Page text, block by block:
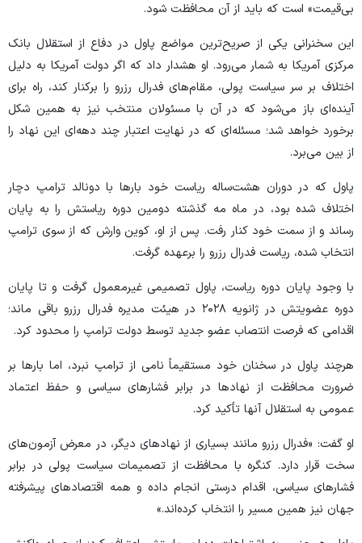
بی‌قیمت» است که باید از آن محافظت شود.
این سخنرانی یکی از صریح‌ترین مواضع پاول در دفاع از استقلال بانک
مرکزی آمریکا به شمار می‌رود. او هشدار داد که اگر دولت آمریکا به دلیل
اختلاف بر سر سیاست پولی، مقام‌های فدرال رزرو را برکنار کند، راه برای
آینده‌ای باز می‌شود که در آن با مسئولان منتخب نیز به همین شکل
برخورد خواهد شد؛ مسئله‌ای که در نهایت اعتبار چند دهه‌ای این نهاد را
از بین می‌برد.
پاول که در دوران هشت‌ساله ریاست خود بار‌ها با دونالد ترامپ دچار
اختلاف شده بود، در ماه مه گذشته دومین دوره ریاستش را به پایان
رساند و از سمت خود کنار رفت. پس از او، کوین وارش که از سوی ترامپ
انتخاب شده، ریاست فدرال رزرو را برعهده گرفت.
با وجود پایان دوره ریاست، پاول تصمیمی غیرمعمول گرفت و تا پایان
دوره عضویتش در ژانویه ۲۰۲۸ در هیئت مدیره فدرال رزرو باقی ماند؛
اقدامی که فرصت انتصاب عضو جدید توسط دولت ترامپ را محدود کرد.
هرچند پاول در سخنان خود مستقیماً نامی از ترامپ نبرد، اما بار‌ها بر
ضرورت محافظت از نهاد‌ها در برابر فشار‌های سیاسی و حفظ اعتماد
عمومی به استقلال آنها تأکید کرد.
او گفت: «فدرال رزرو مانند بسیاری از نهاد‌های دیگر، در معرض آزمون‌های
سخت قرار دارد. کنگره با محافظت از تصمیمات سیاست پولی در برابر
فشار‌های سیاسی، اقدام درستی انجام داده و همه اقتصاد‌های پیشرفته
جهان نیز همین مسیر را انتخاب کرده‌اند.»